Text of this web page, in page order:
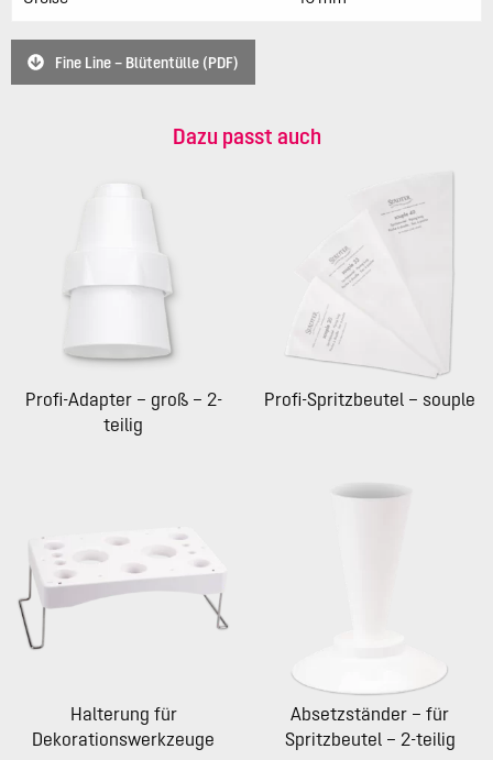
Fine Line – Blütentülle (PDF)
Dazu passt auch
Profi-Adapter – groß – 2-
teilig
Profi-Spritzbeutel – souple
Halterung für
Dekorationswerkzeuge
Absetzständer – für
Spritzbeutel – 2-teilig